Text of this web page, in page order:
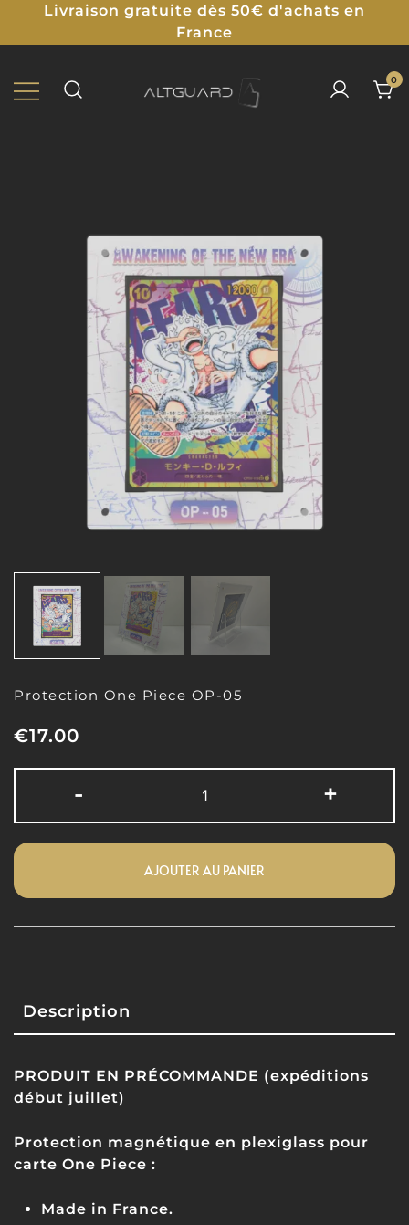
Livraison gratuite dès 50€ d'achats en
France
0
Protection One Piece OP-05
€17.00
- +
AJOUTER AU PANIER
Description
PRODUIT EN PRÉCOMMANDE (expéditions
début juillet)
Protection magnétique en plexiglass pour
carte One Piece :
Made in France.